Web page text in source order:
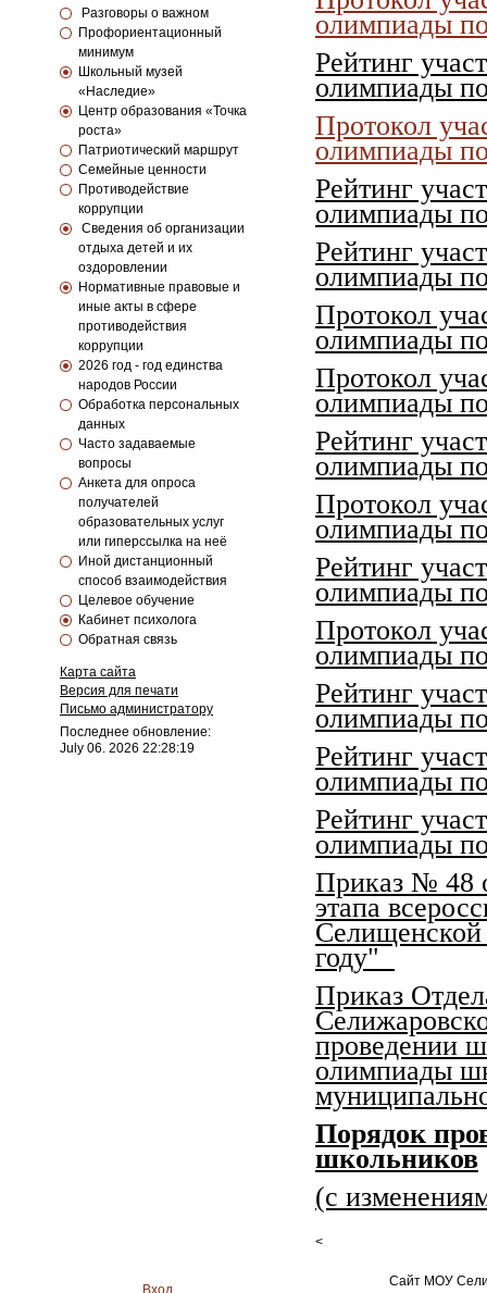
Разговоры о важном
Профориентационный
минимум
Школьный музей
«Наследие»
Центр образования «Точка
роста»
Патриотический маршрут
Семейные ценности
Противодействие
коррупции
Сведения об организации
отдыха детей и их
оздоровлении
Нормативные правовые и
иные акты в сфере
противодействия
коррупции
2026 год - год единства
народов России
Обработка персональных
данных
Часто задаваемые
вопросы
Анкета для опроса
получателей
образовательных услуг
или гиперссылка на неё
Иной дистанционный
способ взаимодействия
Целевое обучение
Кабинет психолога
Обратная связь
Карта сайта
Версия для печати
Письмо администратору
Последнее обновление:
July 06. 2026 22:28:19
олимпиады
Рейтинг
олимпиады
Протокол
олимпиады
Рейтинг
олимпиады
Рейтинг
олимпиады
Протокол
олимпиады
Протокол
олимпиады
Рейтинг
олимпиады
Протокол
олимпиады
Рейтинг
олимпиады
Протокол
олимпиады
Рейтинг
олимпиады
Рейтинг
олимпиады
Рейтинг
олимпиады
Приказ № 48
этапа
Селищенской
году"
Приказ
проведении
олимпиады
Порядок
школьников
(с
<
Вход
Сайт МОУ